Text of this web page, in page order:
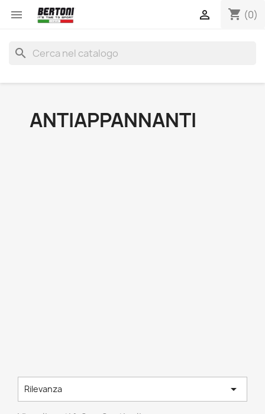
 shopping_cart (0)

search
ANTIAPPANNANTI
Rilevanza 